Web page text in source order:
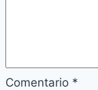
Comentario *